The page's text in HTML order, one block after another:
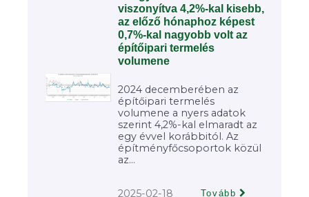
viszonyítva 4,2%-kal kisebb,
az előző hónaphoz képest
0,7%-kal nagyobb volt az
építőipari termelés
volumene
2024 decemberében az
építőipari termelés
volumene a nyers adatok
szerint 4,2%-kal elmaradt az
egy évvel korábbitól. Az
építményfőcsoportok közül
az...
2025-02-18 Tovább